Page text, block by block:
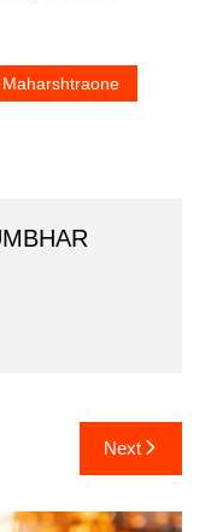
Maharshtraone
Next